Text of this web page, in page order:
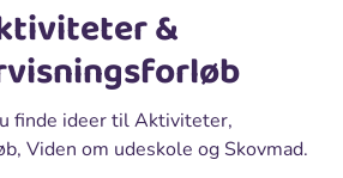
&
finde ideer til Aktiviteter,
Viden om udeskole og Skovmad.